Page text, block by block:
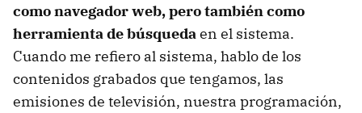
como navegador web, pero también como
herramienta de búsquedaen el sistema.
Cuando me refiero al sistema, hablo de los
contenidos grabados que tengamos, las
emisiones de televisión, nuestra programación,